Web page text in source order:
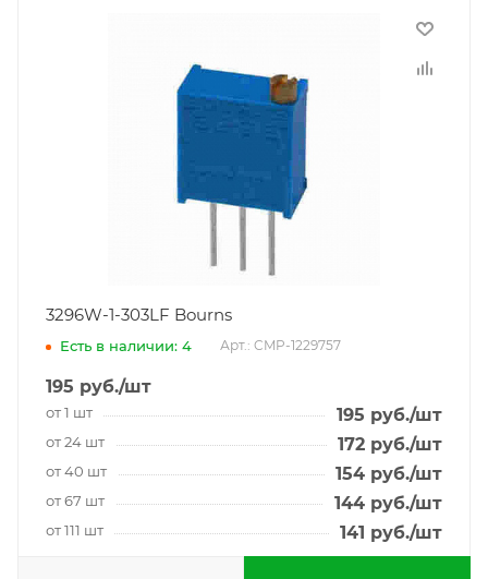
3296W-1-303LF Bourns
Есть в наличии: 4 Арт.: CMP-1229757
195 руб./шт
от 1 шт 195 руб./шт
от 24 шт 172 руб./шт
от 40 шт 154 руб./шт
от 67 шт 144 руб./шт
от 111 шт 141 руб./шт